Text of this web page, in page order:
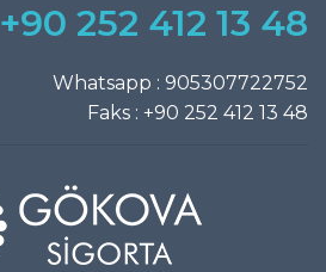
+90 252 412 13 48
Whatsapp : 905307722752
Faks : +90 252 412 13 48